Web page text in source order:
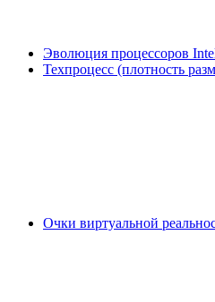
Эволюция процессоров
Техпроцесс (плотность
Очки виртуальной